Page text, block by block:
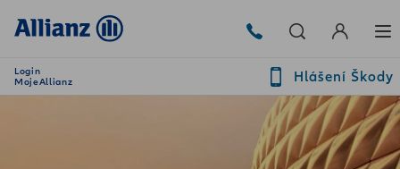
Login
MojeAllianz
Hlášení Škody